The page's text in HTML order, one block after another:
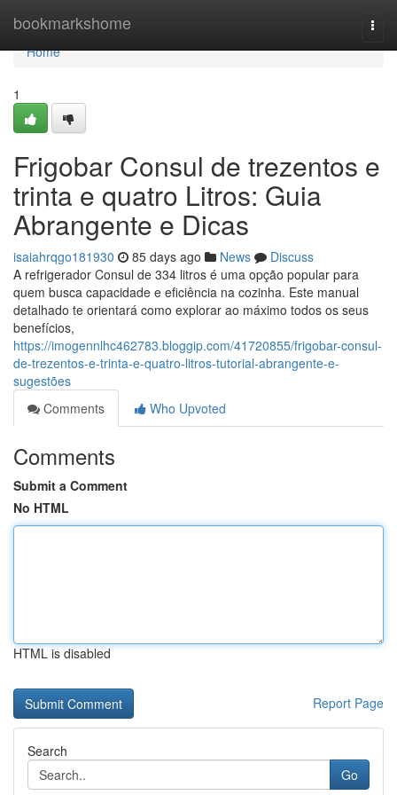
bookmarkshome
Home
Home
1
Frigobar Consul de trezentos e
trinta e quatro Litros: Guia
Abrangente e Dicas
isaiahrqgo181930 85 days ago News
Discuss
A refrigerador Consul de 334 litros é uma opção popular para
quem busca capacidade e eficiência na cozinha. Este manual
detalhado te orientará como explorar ao máximo todos os seus
benefícios,
https://imogennlhc462783.bloggip.com/41720855/frigobar-consul-
de-trezentos-e-trinta-e-quatro-litros-tutorial-abrangente-e-
sugestões
Comments
Who Upvoted
Comments
Submit a Comment
No HTML
HTML is disabled
Report Page
Search
Go